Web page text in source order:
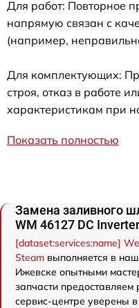
Для работ: Повторное
напрямую связан с
(например,
Для комплектующих:
строя, отказ в работе
характеристикам при
Показать полностью
Замена заливного
WM 46127 DC
[dataset:services:name]
Steam выполняется в
Ижевске опытными
запчасти
сервис-центре уверены